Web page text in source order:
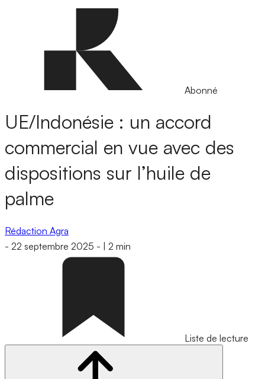
Abonné
UE/Indonésie : un accord
commercial en vue avec des
dispositions sur l’huile de
palme
Rédaction Agra
- 22 septembre 2025 - 2 min
Liste de lecture